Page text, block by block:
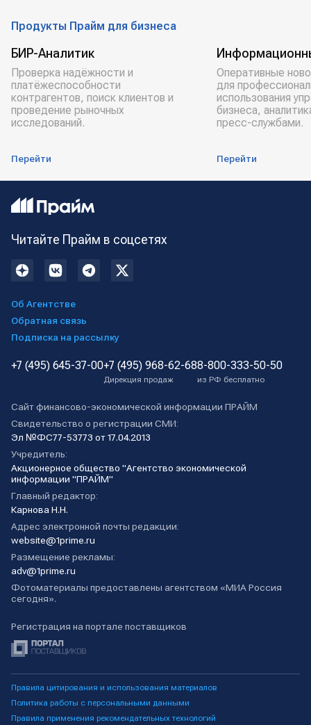
Продукты Прайм для бизнеса
БИР-Аналитик
Проверка надёжности и
платёжеспособности
контрагентов, поиск клиентов и
проведение рыночных
исследований.
Перейти
Оперативные
для
использования
бизнеса,
пресс-службами.
Перейти
Читайте Прайм в соцсетях
Об Агентстве
Обратная связь
Подписка на рассылку
+7 (495) 645-37-00+7 (495) 968-62-68
Дирекция продаж
8-800-333-50-50
из РФ бесплатно
Сайт финансово-экономической информации ПРАЙМ
Свидетельство о регистрации СМИ:
Эл №ФС77-53773 от 17.04.2013
Учредитель:
Акционерное общество "Агентство экономической
информации "ПРАЙМ"
Главный редактор:
Карнова Н.Н.
Адрес электронной почты редакции:
website@1prime.ru
Размещение рекламы:
adv@1prime.ru
Фотоматериалы предоставлены агентством «МИА Россия
сегодня».
Регистрация на портале поставщиков
Правила цитирования и использования материалов
Политика работы с персональными данными
Правила применения рекомендательных технологий